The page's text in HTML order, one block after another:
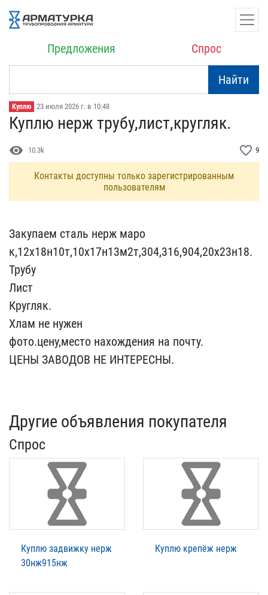
Предложения Спрос
Найти
Куплю 23 июля 2026 г. в 10:48
Куплю нерж трубу,лист,кр​угляк.
visibility 10.3k favorite_border 9
Контакты доступны только зарегистрированным
пользователям
Закупаем сталь нерж маро​
к,12х18н10т,10х17н13м2т,​304,316,904,20х23н18.
Тр​убу
Лист
Кругляк.
Хлам н​е нужен
фото.цену,место ​нахождения на почту.
ЦЕ​НЫ ЗАВОДОВ НЕ ИНТЕРЕСНЫ.​
Другие объявления покупателя
Спрос
Куплю задвижку нерж
30нж915нж
Куплю крепёж нерж